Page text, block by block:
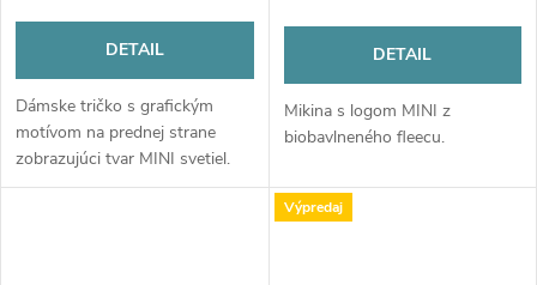
DETAIL
Dámske tričko s grafickým
motívom na prednej strane
zobrazujúci tvar MINI svetiel.
DETAIL
Mikina s logom MINI z
biobavlneného fleecu.
Výpredaj